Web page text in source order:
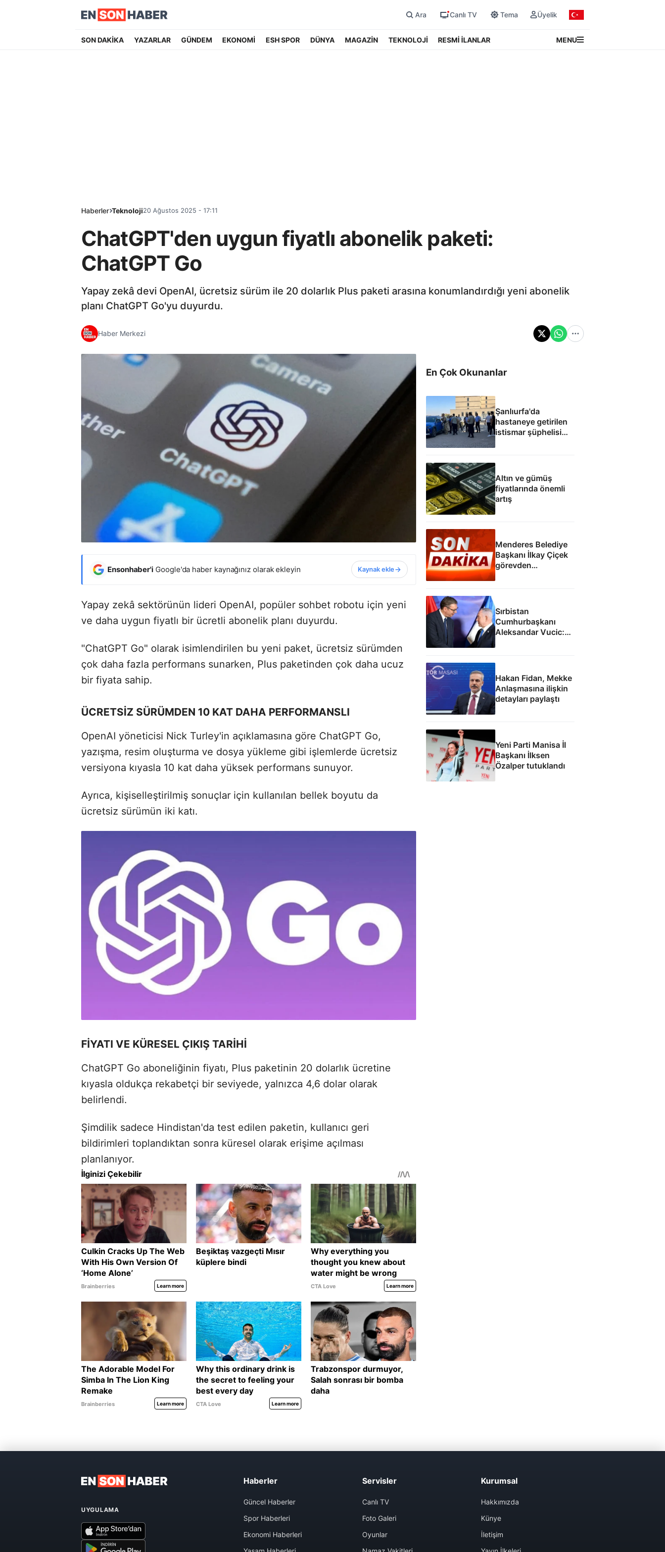
Ara Canlı TV Tema Üyelik
SON DAKİKA YAZARLAR GÜNDEM EKONOMİ ESH SPOR DÜNYA MAGAZİN TEKNOLOJİ RESMİ İLANLAR MENU
Haberler Teknoloji20 Ağustos 2025 - 17:11
ChatGPT'den uygun fiyatlı abonelik paketi:
ChatGPT Go
Yapay zekâ devi OpenAI, ücretsiz sürüm ile 20 dolarlık Plus paketi arasına konumlandırdığı yeni abonelik
planı ChatGPT Go'yu duyurdu.
Haber Merkezi
Ensonhaber'i Google'da haber kaynağınız olarak ekleyin Kaynak ekle
Yapay zekâ sektörünün lideri OpenAI, popüler sohbet robotu için yeni
ve daha uygun fiyatlı bir ücretli abonelik planı duyurdu.
"ChatGPT Go" olarak isimlendirilen bu yeni paket, ücretsiz sürümden
çok daha fazla performans sunarken, Plus paketinden çok daha ucuz
bir fiyata sahip.
ÜCRETSİZ SÜRÜMDEN 10 KAT DAHA PERFORMANSLI
OpenAI yöneticisi Nick Turley'in açıklamasına göre ChatGPT Go,
yazışma, resim oluşturma ve dosya yükleme gibi işlemlerde ücretsiz
versiyona kıyasla 10 kat daha yüksek performans sunuyor.
Ayrıca, kişiselleştirilmiş sonuçlar için kullanılan bellek boyutu da
ücretsiz sürümün iki katı.
FİYATI VE KÜRESEL ÇIKIŞ TARİHİ
ChatGPT Go aboneliğinin fiyatı, Plus paketinin 20 dolarlık ücretine
kıyasla oldukça rekabetçi bir seviyede, yalnızca 4,6 dolar olarak
belirlendi.
Şimdilik sadece Hindistan'da test edilen paketin, kullanıcı geri
bildirimleri toplandıktan sonra küresel olarak erişime açılması
planlanıyor.
En Çok Okunanlar
Şanlıurfa'da
hastaneye getirilen
istismar şüphelisi
silahlı saldırıda
Altın ve gümüş
fiyatlarında önemli
artış
Menderes Belediye
Başkanı İlkay Çiçek
görevden
uzaklaştırıldı
Sırbistan
Cumhurbaşkanı
Aleksandar Vucic:
İsrail ile SİHA
Hakan Fidan, Mekke
Anlaşmasına ilişkin
detayları paylaştı
Yeni Parti Manisa İl
Başkanı İlksen
Özalper tutuklandı
UYGULAMA
Haberler
Güncel Haberler
Spor Haberleri
Ekonomi Haberleri
Servisler
Canlı TV
Foto Galeri
Oyunlar
Kurumsal
Hakkımızda
Künye
İletişim